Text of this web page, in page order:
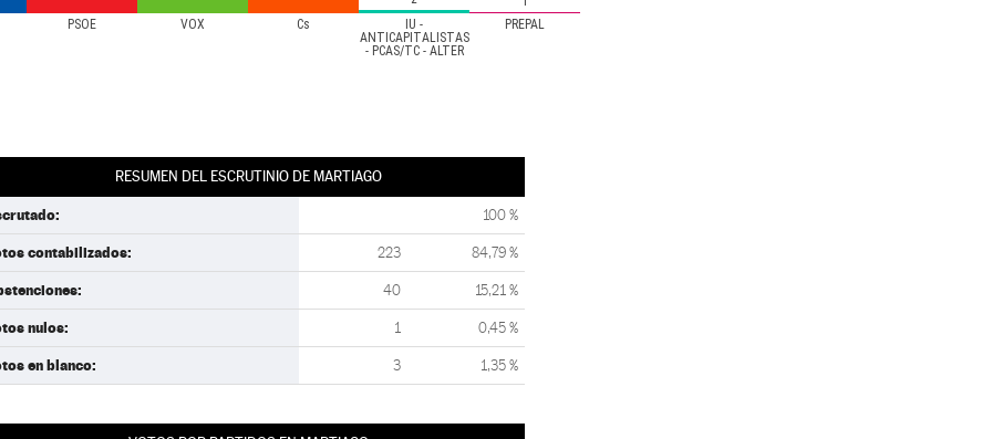
PSOE VOX Cs
IU -
ANTICAPITALISTAS
- PCAS/TC - ALTER
PREPAL
RESUMEN DEL ESCRUTINIO DE MARTIAGO
100 %
contabilizados: 223 84,79 %
40 15,21 %
nulos: 1 0,45 %
en blanco: 3 1,35 %